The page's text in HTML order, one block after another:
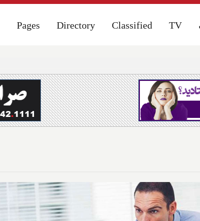
Pages Directory Classified TV
Pages Directory Classified TV